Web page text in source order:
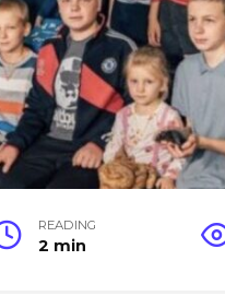
READING
2 min